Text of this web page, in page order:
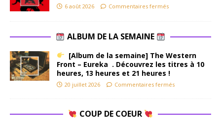
6 août 2026 Commentaires fermés
ALBUM DE LA SEMAINE
[Album de la semaine] The Western
Front – Eureka . Découvrez les titres à 10
heures, 13 heures et 21 heures !
20 juillet 2026 Commentaires fermés
COUP DE COEUR